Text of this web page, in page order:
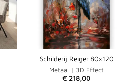
Schilderij Reiger 80×120
Metaal | 3D Effect
€ 218,00